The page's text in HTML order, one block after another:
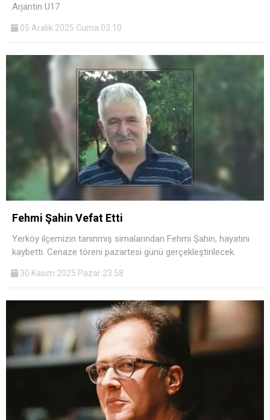
Arjantin U17
05 Aralık 2025 Cuma 03:10
Fehmi Şahin Vefat Etti
Yerköy ilçemizin tanınmış simalarından Fehmi Şahin, hayatını
kaybetti. Cenaze töreni pazartesi günü gerçekleştirilecek.
30 Kasım 2025 Pazar 23:58